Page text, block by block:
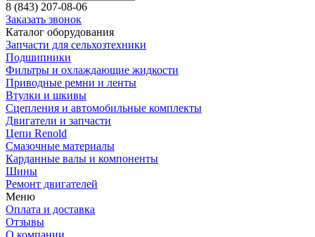
8 (843) 207-08-06
Заказать звонок
Каталог оборудования
Запчасти для сельхозтехники
Подшипники
Фильтры и охлаждающие жидкости
Приводные ремни и ленты
Втулки и шкивы
Сцепления и автомобильные комплекты
Двигатели и запчасти
Цепи Renold
Смазочные материалы
Карданные валы и компоненты
Шины
Ремонт двигателей
Меню
Оплата и доставка
Отзывы